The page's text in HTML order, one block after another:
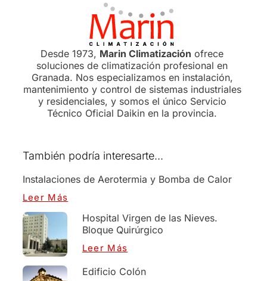
Desde 1973, Marin Climatización ofrece
soluciones de climatización profesional en
Granada. Nos especializamos en instalación,
mantenimiento y control de sistemas industriales
y residenciales, y somos el único Servicio
Técnico Oficial Daikin en la provincia.
También podría interesarte...
Instalaciones de Aerotermia y Bomba de Calor
Leer Más
Hospital Virgen de las Nieves.
Bloque Quirúrgico
Leer Más
Edificio Colón